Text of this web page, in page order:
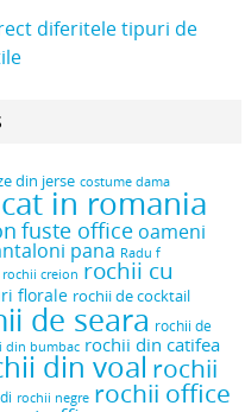
diferitele tipuri de
din jerse costume dama
in romania
fuste office oameni
pana Radu f
rochii creion rochii cu
florale rochii de cocktail
de seara rochii de
din bumbac rochii din catifea
din voal rochii
rochii negre rochii office